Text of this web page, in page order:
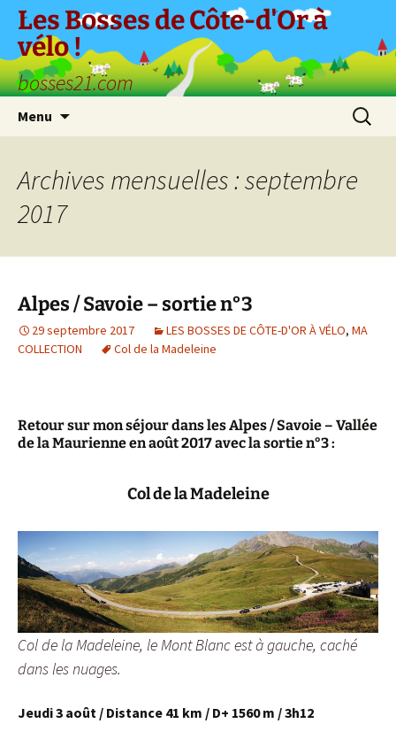
Aller
contenu
Les Bosses de Côte-d'Or à
vélo !
bosses21.com
Menu
Archives mensuelles : septembre
2017
Alpes / Savoie – sortie n°3
29 septembre 2017 LES BOSSES DE CÔTE-D'OR À VÉLO, MA
COLLECTION
Col de la Madeleine
Retour sur mon séjour dans les Alpes / Savoie – Vallée
de la Maurienne en août 2017 avec la sortie n°3 :
Col de la Madeleine
Col de la Madeleine, le Mont Blanc est à gauche, caché
dans les nuages.
Jeudi 3 août / Distance 41 km / D+ 1560 m / 3h12